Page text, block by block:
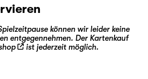
können wir leider keine
entgegennehmen. Der Kartenkauf
ist jederzeit möglich.